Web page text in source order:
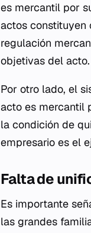
es mercantil por
actos constituyen
regulación
objetivas del acto.
Por otro lado, el
acto es mercantil
la condición de
empresario es el
Falta de
Es importante
las grandes